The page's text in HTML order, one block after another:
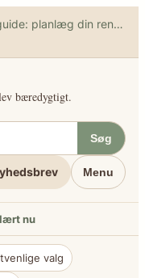
Ny guide: planlæg din renovering
bæredygtigt.
Søg
Menu
nu
valg